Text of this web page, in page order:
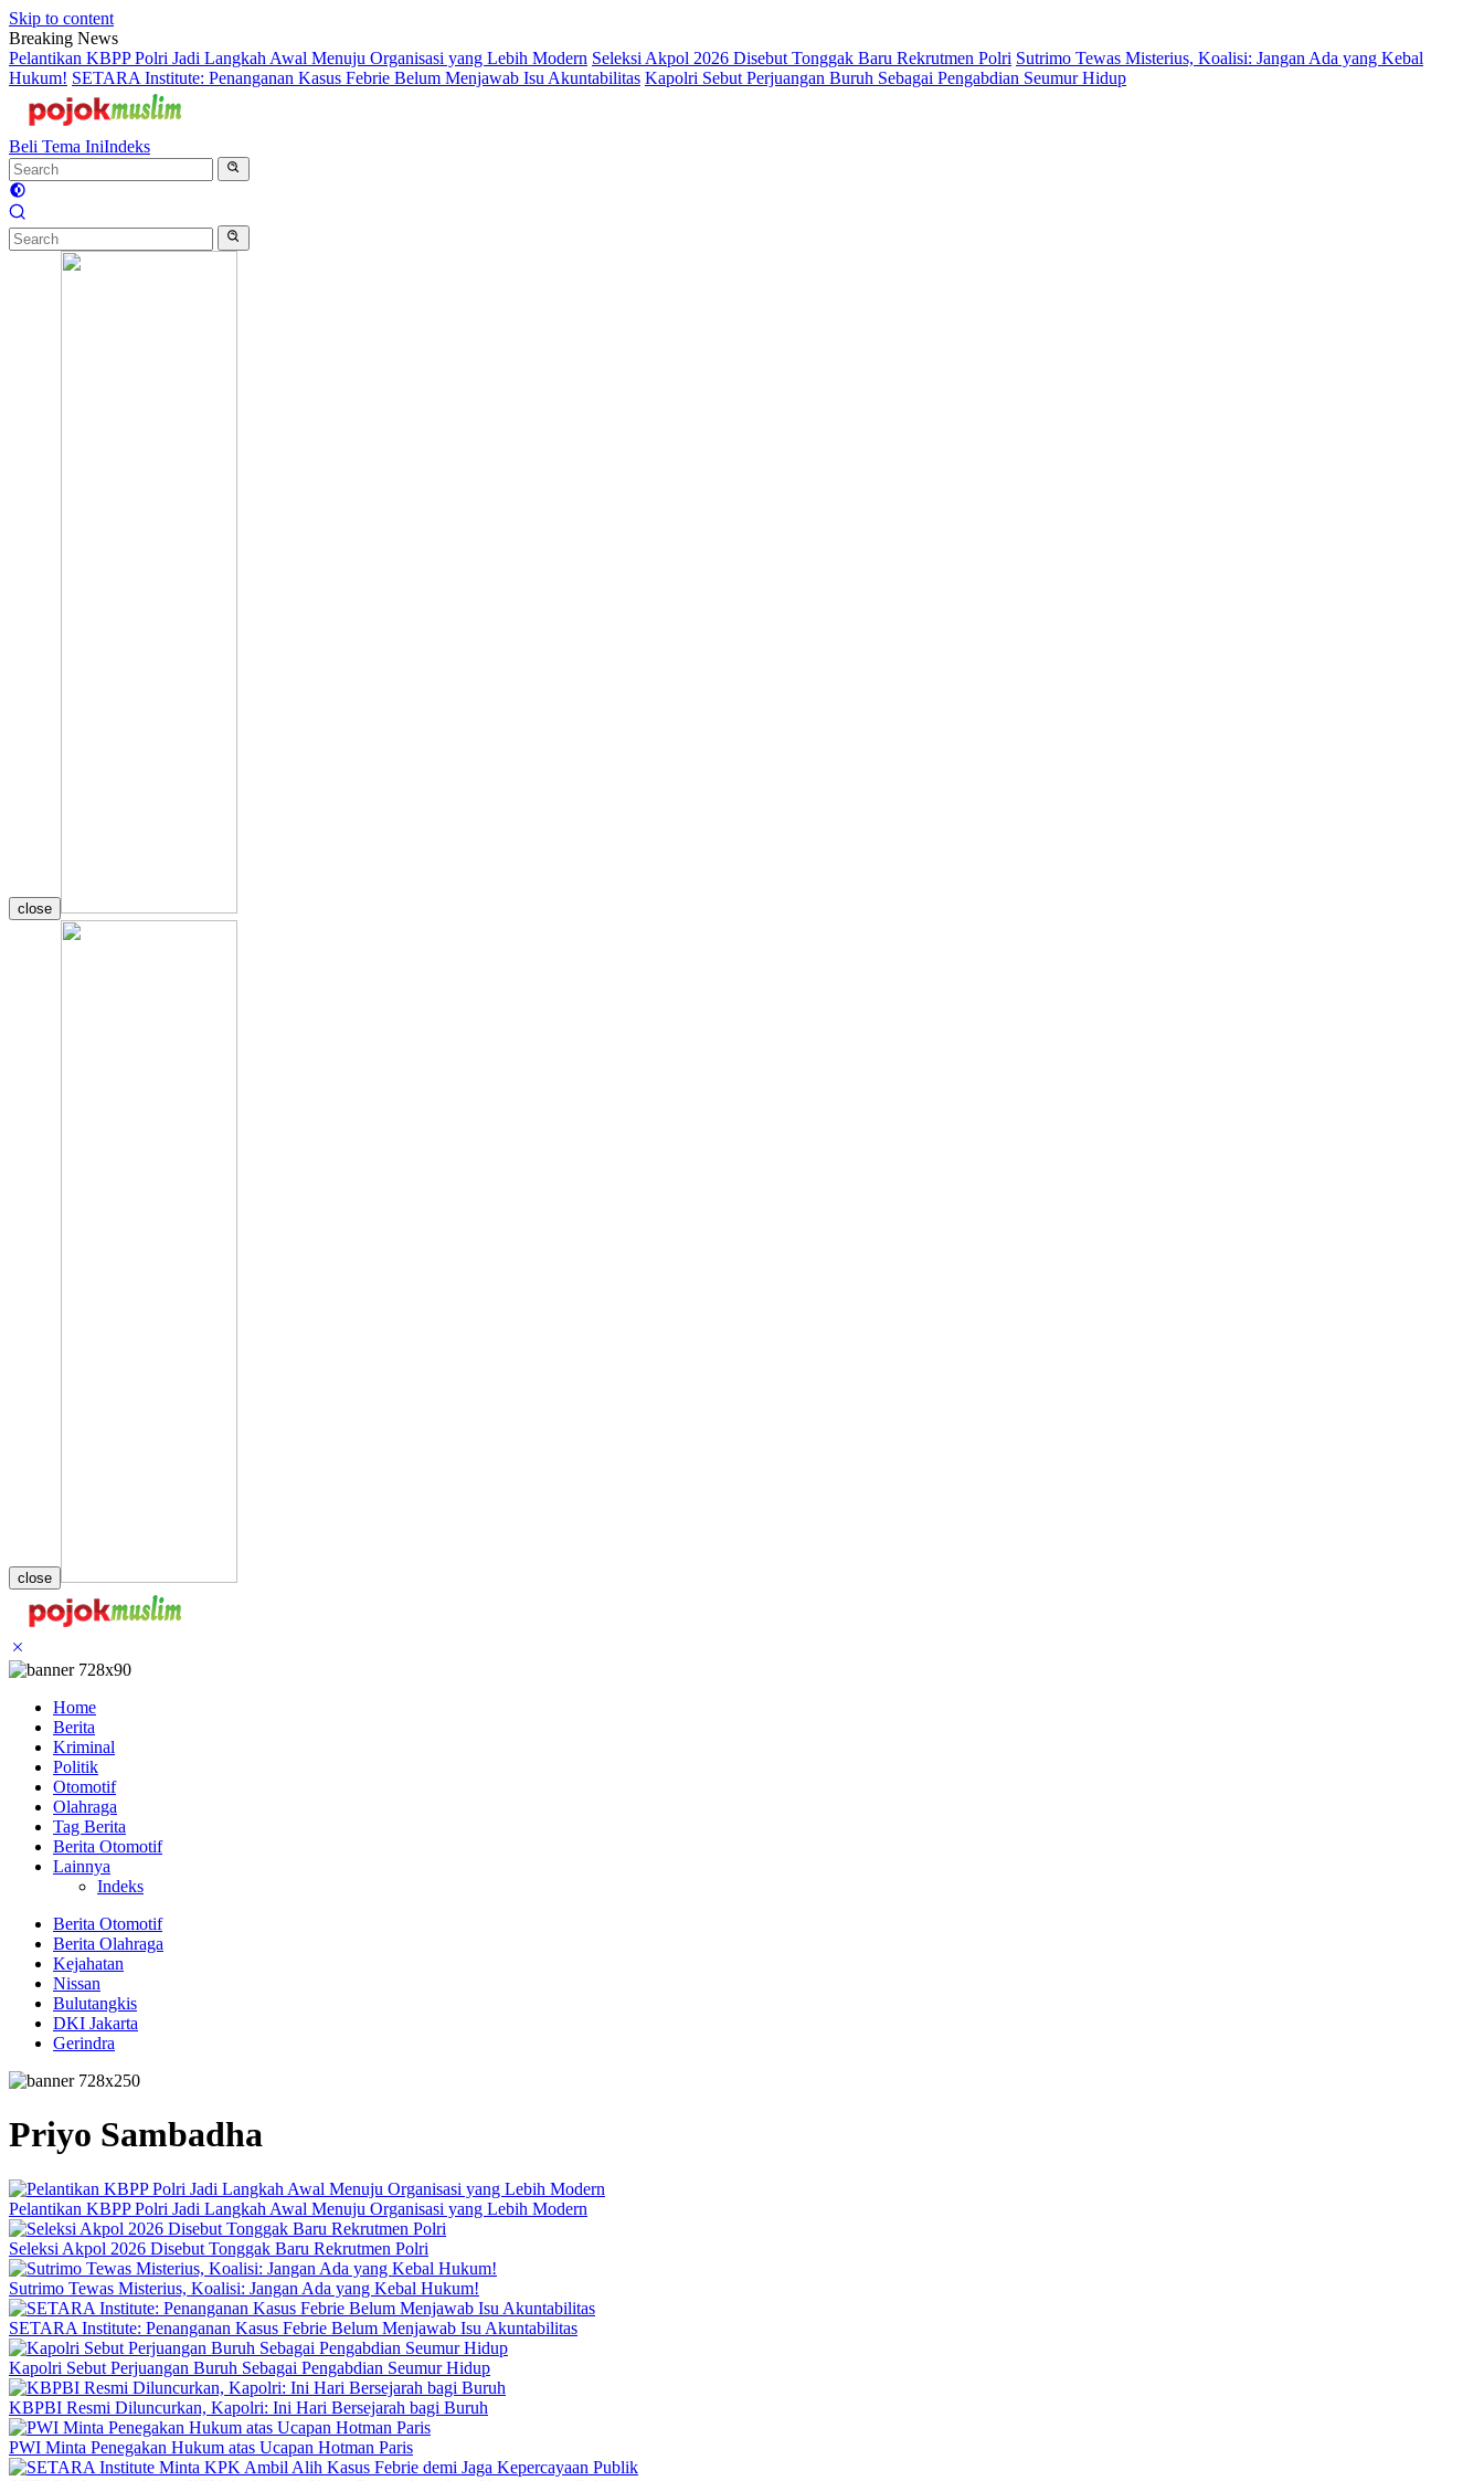
Skip to content
Breaking News
Pelantikan KBPP Polri Jadi Langkah Awal Menuju Organisasi yang Lebih Modern Seleksi Akpol 2026 Disebut Tonggak Baru Rekrutmen Polri Sutrimo Tewas Misterius, Koalisi: Jangan Ada yang Kebal
Hukum! SETARA Institute: Penanganan Kasus Febrie Belum Menjawab Isu Akuntabilitas Kapolri Sebut Perjuangan Buruh Sebagai Pengabdian Seumur Hidup
Beli Tema IniIndeks
close
close
Home
Berita
Kriminal
Politik
Otomotif
Olahraga
Tag Berita
Berita Otomotif
Lainnya
Indeks
Berita Otomotif
Berita Olahraga
Kejahatan
Nissan
Bulutangkis
DKI Jakarta
Gerindra
Priyo Sambadha
Pelantikan KBPP Polri Jadi Langkah Awal Menuju Organisasi yang Lebih Modern
Seleksi Akpol 2026 Disebut Tonggak Baru Rekrutmen Polri
Sutrimo Tewas Misterius, Koalisi: Jangan Ada yang Kebal Hukum!
SETARA Institute: Penanganan Kasus Febrie Belum Menjawab Isu Akuntabilitas
Kapolri Sebut Perjuangan Buruh Sebagai Pengabdian Seumur Hidup
KBPBI Resmi Diluncurkan, Kapolri: Ini Hari Bersejarah bagi Buruh
PWI Minta Penegakan Hukum atas Ucapan Hotman Paris